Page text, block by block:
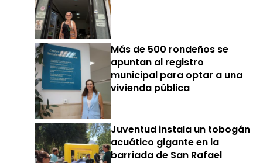
Más de 500 rondeños se
apuntan al registro
municipal para optar a una
vivienda pública
Juventud instala un tobogán
acuático gigante en la
barriada de San Rafael